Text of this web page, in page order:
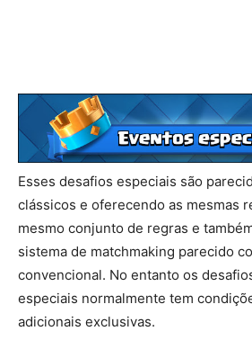
Esses desafios especiais são
clássicos e oferecendo as mesmas
mesmo conjunto de regras e
sistema de matchmaking parecido
convencional. No entanto os
especiais normalmente tem
adicionais exclusivas.